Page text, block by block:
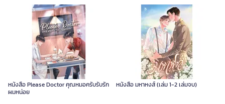
หนังสือ Please Doctor คุณหมอครับรับรัก
ผมหน่อย
หนังสือ มหาหงส์ (เล่ม 1-2 เล่มจบ)